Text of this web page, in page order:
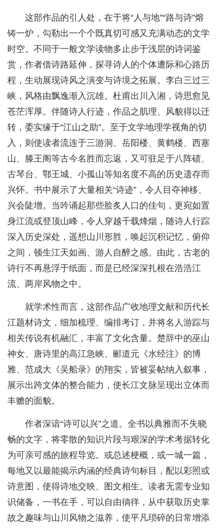
这部作品的引人处，在于将“人与地”“路与诗”熔
铸一炉，勾勒出一个个既真切可感又充满动态的文学
时空。不同于一般文学读物多止步于浅层的诗词鉴
赏，作者借诗路延伸，探寻诗人的个体遭际和心路历
程，生动展现诗风之演变与诗境之拓展。李白三过三
峡，风格由飘逸渐入沉雄。杜甫出川入湘，诗思愈见
苍茫浑厚。伴随诗人行迹，作品之肌理、风貌得以迁
转，委实缘于“江山之助”。至于文学地理学视角的切
入，则使读者流连于三游洞、岳阳楼、黄鹤楼、西塞
山、滕王阁等古今名胜而忘返，又可驻足于八阵碛、
古琴台、鄂王城、小孤山等知名度不高的历史遗存而
兴怀。书中展示了大量相关“诗迹”，令人目夺神移、
兴会陡增。当吟诵起那些脍炙人口的佳句，更宛如置
身江流或登顶山峰，令人穿越千载烽烟，随诗人行踪
深入历史深处，遥想山川形胜，唤起沉积记忆，俯仰
之间，顿生江天如画、游人自醉之感。由此，古老的
诗行不再悬浮于纸面，而是已经深深扎根在浩浩江
流、两岸风物之中。
就学术性而言，这部作品广收地理文献和历代长
江题材诗文，细加梳理、编排考订，并将名人游踪与
相关传说有机融汇，丰富了文化含量。楚辞中的巫山
神女、唐诗里的高江急峡、郦道元《水经注》的博
雅、范成大《吴船录》的翔实，皆被妥帖纳入叙事，
展示出跨文体的整合能力，使长江文脉呈现出立体而
丰赡的面貌。
作者深谙“诗可以兴”之道。全书以典雅而不失晓
畅的文字，将零散的知识片段与艰深的学术考据转化
为可亲可感的旅程导览。或总述梗概，或一城一篇，
每地又以最能揭示内涵的经典诗句标目，配以彩照或
诗意图，使得诗地交映、图文相生。读者无需专业知
识储备，一书在手，可以自由徜徉，从中获取历史掌
故之趣味与山川风物之滋养，使平凡琐碎的日常增添